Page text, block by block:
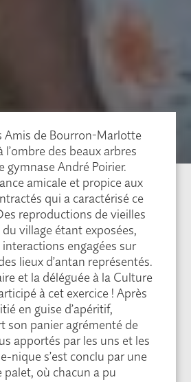
Amis de Bourron-Marlotte
l’ombre des beaux arbres
gymnase André Poirier.
amicale et propice aux
qui a caractérisé ce
reproductions de vieilles
village étant exposées,
engagées sur
lieux d’antan représentés.
et la déléguée à la Culture
à cet exercice ! Après
en guise d’apéritif,
son panier agrémenté de
apportés par les uns et les
nique s’est conclu par une
palet, où chacun a pu